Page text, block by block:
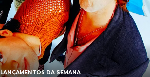
LANÇAMENTOS DA SEMANA